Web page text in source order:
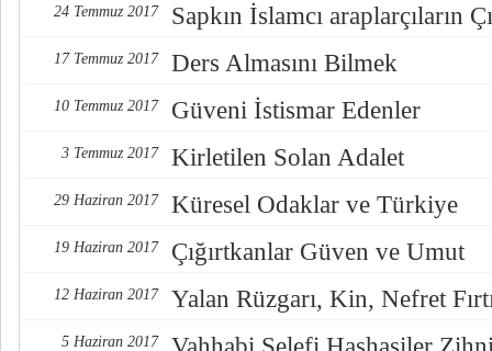
24 Temmuz 2017 Sapkın İslamcı araplarçıların
17 Temmuz 2017 Ders Almasını Bilmek
10 Temmuz 2017 Güveni İstismar Edenler
3 Temmuz 2017 Kirletilen Solan Adalet
29 Haziran 2017 Küresel Odaklar ve Türkiye
19 Haziran 2017 Çığırtkanlar Güven ve Umut
12 Haziran 2017 Yalan Rüzgarı, Kin, Nefret
5 Haziran 2017